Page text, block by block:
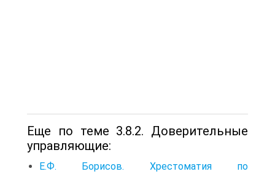
Еще по теме 3.8.2. Доверительные
управляющие:
Е.Ф. Борисов. Хрестоматия по